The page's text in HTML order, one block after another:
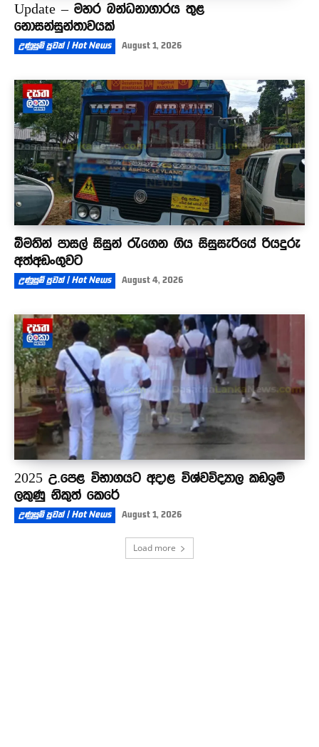
Update – මහර බන්ධනාගාරය තුළ
නොසන්සුන්තාවයක්
උණුසුම් පුවත් | Hot News August 1, 2026
බීමතින් පාසල් සිසුන් රැගෙන ගිය සිසුසැරියේ රියදුරු
අත්අඩංගුවට
උණුසුම් පුවත් | Hot News August 4, 2026
2025 උ.පෙළ විභාගයට අදාළ විශ්වවිද්‍යාල කඩඉම්
ලකුණු නිකුත් කෙරේ
උණුසුම් පුවත් | Hot News August 1, 2026
Load more